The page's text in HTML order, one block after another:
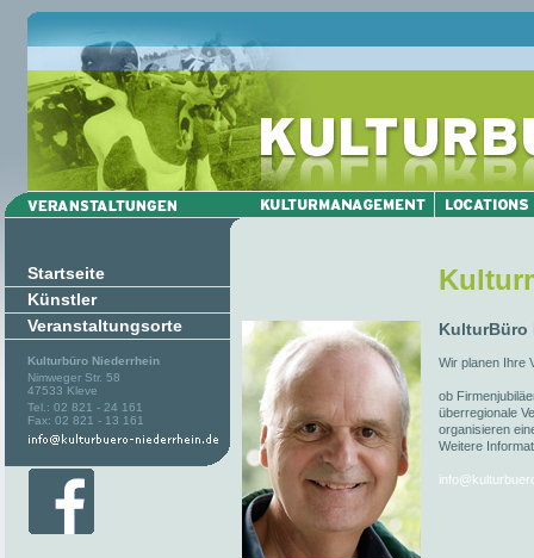
Startseite
Künstler
Veranstaltungsorte
Kulturbüro Niederrhein
Nimweger Str. 58
47533 Kleve
Tel.: 02 821 - 24 161
Fax: 02 821 - 13 161
KulturBüro
Wir planen Ihre
ob
überregionale
organisieren
Weitere